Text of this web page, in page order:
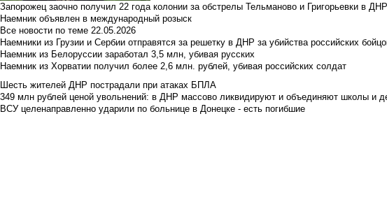
Запорожец заочно получил 22 года колонии за обстрелы Тельманово и Григорьевки в ДНР
Наемник объявлен в международный розыск
Все новости по теме 22.05.2026
Наемники из Грузии и Сербии отправятся за решетку в ДНР за убийства российских
Наемник из Белоруссии заработал 3,5 млн, убивая русских
Наемник из Хорватии получил более 2,6 млн. рублей, убивая российских солдат
Шесть жителей ДНР пострадали при атаках БПЛА
349 млн рублей ценой увольнений: в ДНР массово ликвидируют и объединяют школы и
ВСУ целенаправленно ударили по больнице в Донецке - есть погибшие